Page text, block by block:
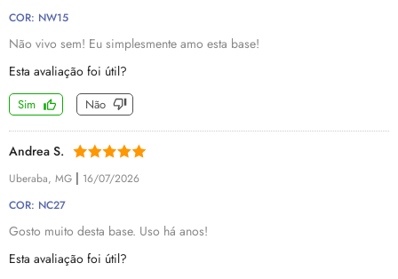
COR: NW15
Não vivo sem! Eu simplesmente amo esta base!
Esta avaliação foi útil?
Sim Não
Andrea S.
Uberaba, MG | 16/07/2026
COR: NC27
Gosto muito desta base. Uso há anos!
Esta avaliação foi útil?